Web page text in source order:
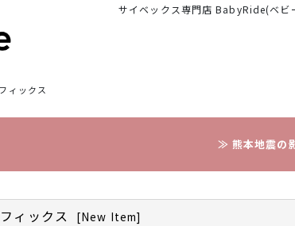
サイベックス専門店 BabyRide(ベビ
ィックス
≫ 熊本地震の
ィックス [New Item]